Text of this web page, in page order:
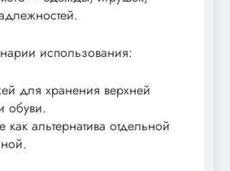
использования:
для хранения верхней
обуви.
как альтернатива отдельной